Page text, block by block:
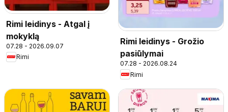
Rimi leidinys - Atgal į
mokyklą
07.28 - 2026.09.07
Rimi
Rimi leidinys - Grožio
pasiūlymai
07.28 - 2026.08.24
Rimi